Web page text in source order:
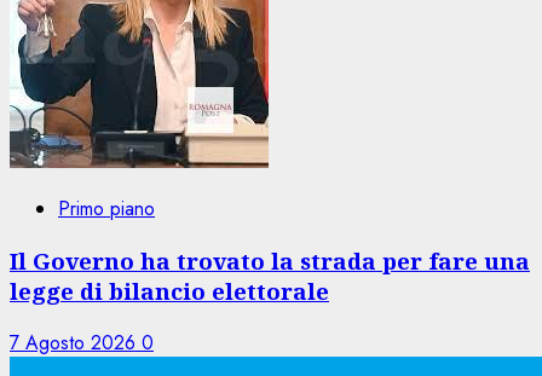
Primo piano
Il Governo ha trovato la strada per fare una
legge di bilancio elettorale
7 Agosto 2026 0